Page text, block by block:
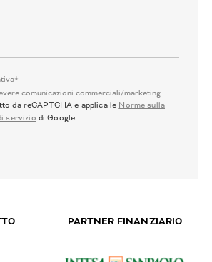
*
comunicazioni commerciali/marketing
da reCAPTCHA e applica le Norme sulla
servizio di Google.
PARTNER FINANZIARIO